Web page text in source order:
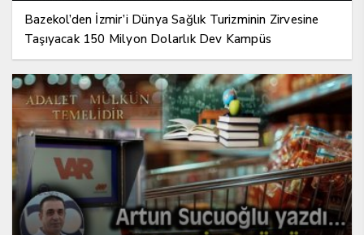
Bazekol’den İzmir’i Dünya Sağlık Turizminin Zirvesine
Taşıyacak 150 Milyon Dolarlık Dev Kampüs